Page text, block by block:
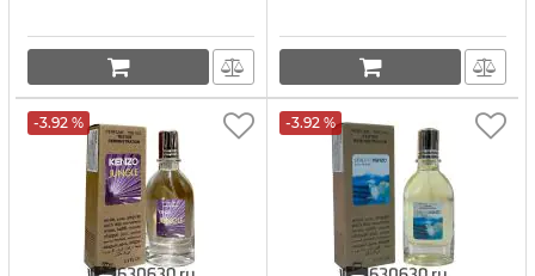
-3.92 % -3.92 %